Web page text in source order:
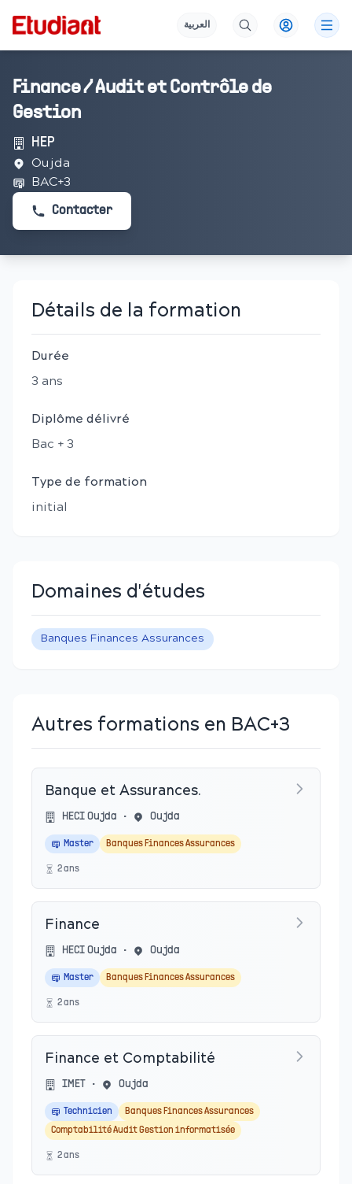
العربية
Finance / Audit et Contrôle de
Gestion
HEP
Oujda
BAC+3
Contacter
Détails de la formation
Durée
3 ans
Diplôme délivré
Bac + 3
Type de formation
initial
Domaines d'études
Banques Finances Assurances
Autres formations en BAC+3
Banque et Assurances.
HECI Oujda • Oujda
Master Banques Finances Assurances
2ans
Finance
HECI Oujda • Oujda
Master Banques Finances Assurances
2ans
Finance et Comptabilité
IMET • Oujda
Technicien
Banques Finances Assurances
Comptabilité Audit Gestion informatisée
2ans